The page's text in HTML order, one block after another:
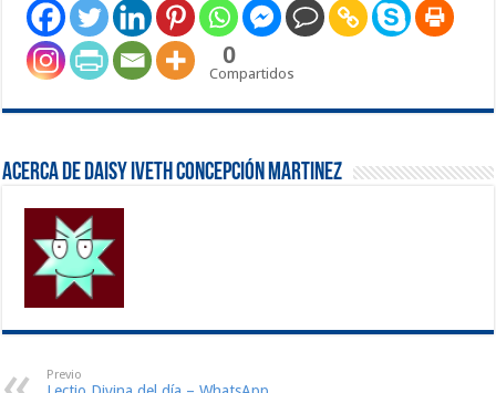
0
Compartidos
Acerca de Daisy Iveth Concepción Martinez
Previo